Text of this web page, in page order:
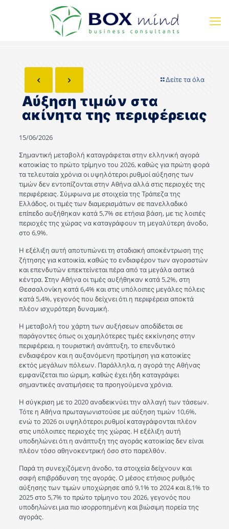
Δείτε τα όλα
Αύξηση τιμών στα
ακίνητα της περιφέρειας
15/06/2026
Σημαντική μεταβολή καταγράφεται στην ελληνική αγορά
κατοικίας το πρώτο τρίμηνο του 2026, καθώς για πρώτη φορά
τα τελευταία χρόνια οι υψηλότεροι ρυθμοί αύξησης των
τιμών δεν εντοπίζονται στην Αθήνα αλλά στις περιοχές της
περιφέρειας. Σύμφωνα με στοιχεία της Τράπεζα της
Ελλάδος, οι τιμές των διαμερισμάτων σε πανελλαδικό
επίπεδο αυξήθηκαν κατά 5,7% σε ετήσια βάση, με τις λοιπές
περιοχές της χώρας να καταγράφουν τη μεγαλύτερη άνοδο,
στο 6,9%.
Η εξέλιξη αυτή αποτυπώνει τη σταδιακή αποκέντρωση της
ζήτησης για κατοικία, καθώς το ενδιαφέρον των αγοραστών
και επενδυτών επεκτείνεται πέρα από τα μεγάλα αστικά
κέντρα. Στην Αθήνα οι τιμές αυξήθηκαν κατά 5,2%, στη
Θεσσαλονίκη κατά 6,4% και στις υπόλοιπες μεγάλες πόλεις
κατά 5,4%, γεγονός που δείχνει ότι η περιφέρεια αποκτά
πλέον ισχυρότερη δυναμική.
Η μεταβολή του χάρτη των αυξήσεων αποδίδεται σε
παράγοντες όπως οι χαμηλότερες τιμές εκκίνησης στην
περιφέρεια, η τουριστική ανάπτυξη, το επενδυτικό
ενδιαφέρον και η αυξανόμενη προτίμηση για κατοικίες
εκτός μεγάλων πόλεων. Παράλληλα, η αγορά της Αθήνας
εμφανίζεται πιο ώριμη, καθώς έχει ήδη καταγράψει
σημαντικές ανατιμήσεις τα προηγούμενα χρόνια.
Η σύγκριση με το 2020 αναδεικνύει την αλλαγή των τάσεων.
Τότε η Αθήνα πρωταγωνιστούσε με αύξηση τιμών 10,6%,
ενώ το 2026 οι υψηλότεροι ρυθμοί καταγράφονται πλέον
στις υπόλοιπες περιοχές της χώρας. Η εξέλιξη αυτή
υποδηλώνει ότι η ανάπτυξη της αγοράς κατοικίας δεν είναι
πλέον τόσο αθηνοκεντρική όσο στο παρελθόν.
Παρά τη συνεχιζόμενη άνοδο, τα στοιχεία δείχνουν και
σαφή επιβράδυνση της αγοράς. Ο μέσος ετήσιος ρυθμός
αύξησης των τιμών υποχώρησε από 9,1% το 2024 και 8,1% το
2025 στο 5,7% το πρώτο τρίμηνο του 2026, γεγονός που
υποδηλώνει μια πιο ισορροπημένη και βιώσιμη πορεία της
αγοράς.